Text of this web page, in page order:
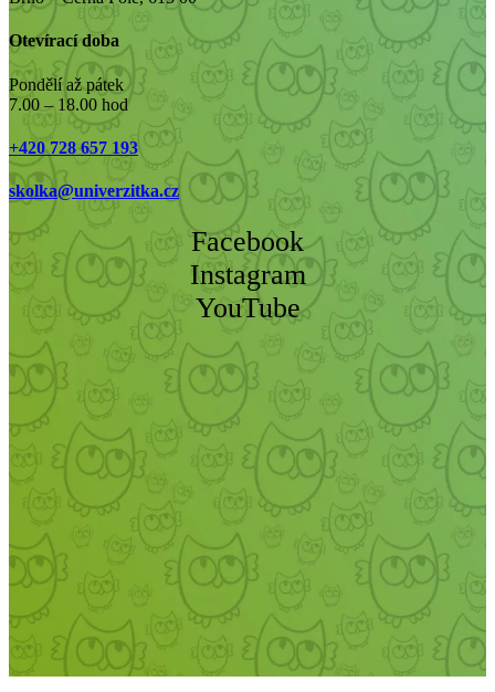
Otevírací doba
Pondělí až pátek
7.00 – 18.00 hod
+420 728 657 193
skolka@univerzitka.cz
Facebook
Instagram
YouTube